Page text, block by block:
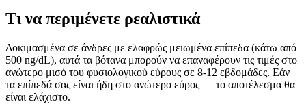
Τι να περιμένετε ρεαλιστικά
Δοκιμασμένα σε άνδρες με ελαφρώς μειωμένα επίπεδα (κάτω από
500 ng/dL), αυτά τα βότανα μπορούν να επαναφέρουν τις τιμές στο
ανώτερο μισό του φυσιολογικού εύρους σε 8-12 εβδομάδες. Εάν
τα επίπεδά σας είναι ήδη στο ανώτερο εύρος — το αποτέλεσμα θα
είναι ελάχιστο.